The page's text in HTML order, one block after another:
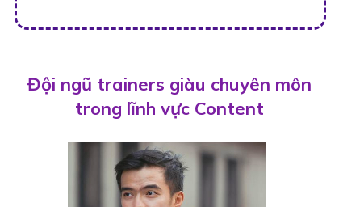
Đội ngũ trainers giàu chuyên môn
trong lĩnh vực Content